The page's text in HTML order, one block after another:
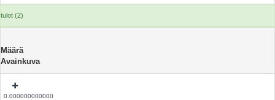
tulot (2)
Määrä
Avainkuva
0.000000000000